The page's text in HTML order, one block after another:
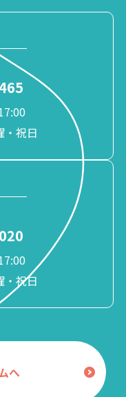
・祝日
・祝日
へ